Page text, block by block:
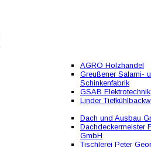
AGRO Holzhandel
Greußener Salami-
Schinkenfabrik
GSAB Elektrotechnik
Linder
Dach und Ausbau
Dachdeckermeister
GmbH
Tischlerei Peter